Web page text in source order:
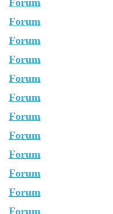
Forum
Forum
Forum
Forum
Forum
Forum
Forum
Forum
Forum
Forum
Forum
Forum